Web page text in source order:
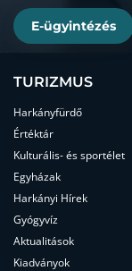
E-ügyintézés
TURIZMUS
Harkányfürdő
Értéktár
Kulturális- és sportélet
Egyházak
Harkányi Hírek
Gyógyvíz
Aktualitások
Kiadványok